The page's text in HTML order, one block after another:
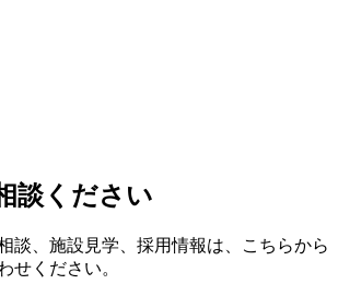
談ください
談、施設見学、採用情報は、こちらから
せください。